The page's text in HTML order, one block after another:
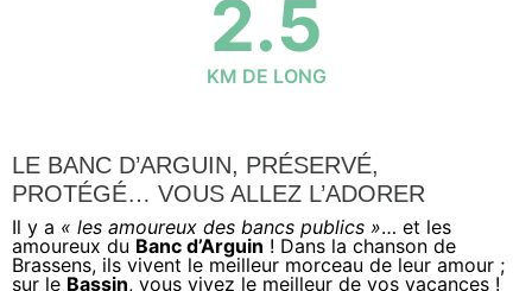
2.5
KM DE LONG
LE BANC D’ARGUIN, PRÉSERVÉ,
PROTÉGÉ… VOUS ALLEZ L’ADORER
Il y a « les amoureux des bancs publics »… et les
amoureux du Banc d’Arguin ! Dans la chanson de
Brassens, ils vivent le meilleur morceau de leur amour ;
sur le Bassin, vous vivez le meilleur de vos vacances !